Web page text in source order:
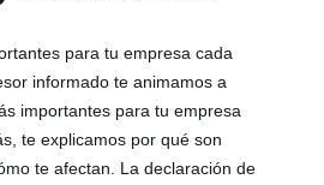
para tu empresa cada
informado te animamos a
importantes para tu empresa
te explicamos por qué son
te afectan. La declaración de